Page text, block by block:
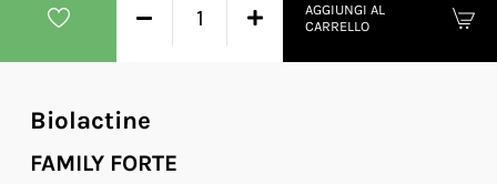
AGGIUNGI AL
CARRELLO
Biolactine
FAMILY FORTE